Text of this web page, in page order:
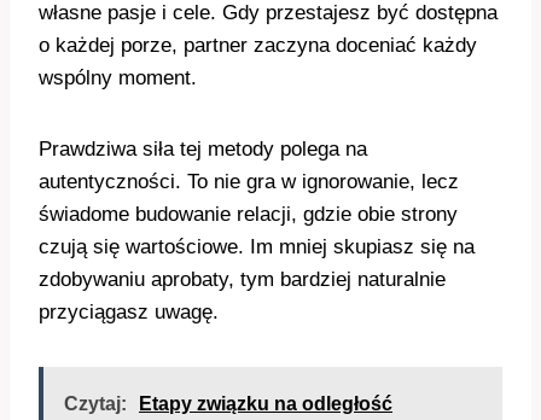
własne pasje i cele. Gdy przestajesz być dostępna
o każdej porze, partner zaczyna doceniać każdy
wspólny moment.
Prawdziwa siła tej metody polega na
autentyczności. To nie gra w ignorowanie, lecz
świadome budowanie relacji, gdzie obie strony
czują się wartościowe. Im mniej skupiasz się na
zdobywaniu aprobaty, tym bardziej naturalnie
przyciągasz uwagę.
Czytaj: Etapy związku na odległość